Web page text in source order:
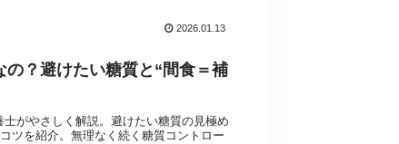
2026.01.13
？避けたい糖質と“間食＝補
がやさしく解説。避けたい糖質の見極め
ツを紹介。無理なく続く糖質コントロー